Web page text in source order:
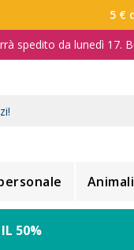
5 €
spedito da lunedì 17.
Animali
IL 50%